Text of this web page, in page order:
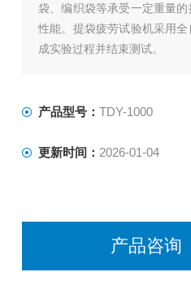
袋、编织袋等承受一定重量
性能。提袋疲劳试验机采用
成实验过程并结束测试。
产品型号： TDY-1000
更新时间： 2026-01-04
产品咨询